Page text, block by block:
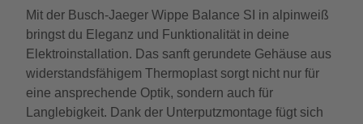
Mit der Busch-Jaeger Wippe Balance SI in alpinweiß
bringst du Eleganz und Funktionalität in deine
Elektroinstallation. Das sanft gerundete Gehäuse aus
widerstandsfähigem Thermoplast sorgt nicht nur für
eine ansprechende Optik, sondern auch für
Langlebigkeit. Dank der Unterputzmontage fügt sich